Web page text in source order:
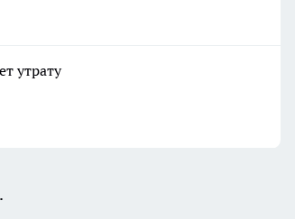
утрату